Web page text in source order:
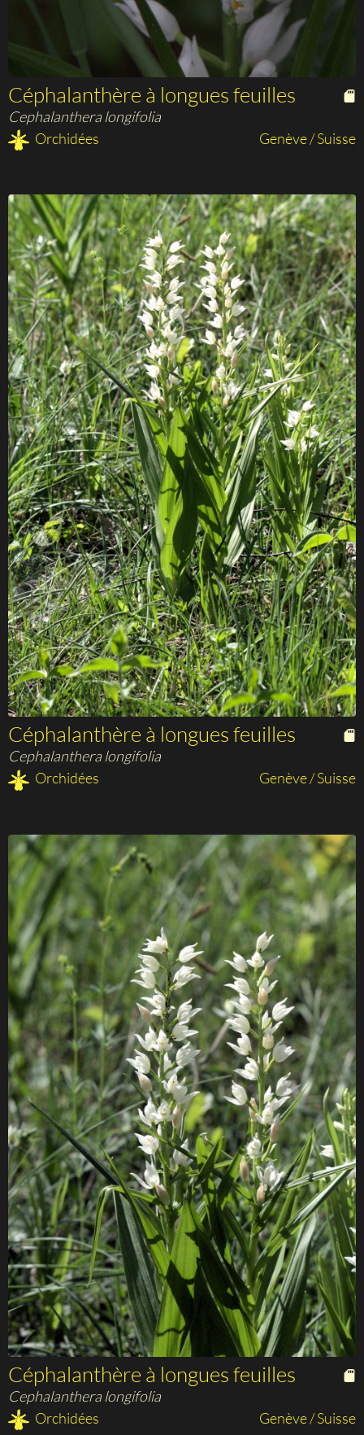
Céphalanthère à longues feuilles
Cephalanthera longifolia
Orchidées
Genève / Suisse
Céphalanthère à longues feuilles
Cephalanthera longifolia
Orchidées
Genève / Suisse
Céphalanthère à longues feuilles
Cephalanthera longifolia
Orchidées
Genève / Suisse